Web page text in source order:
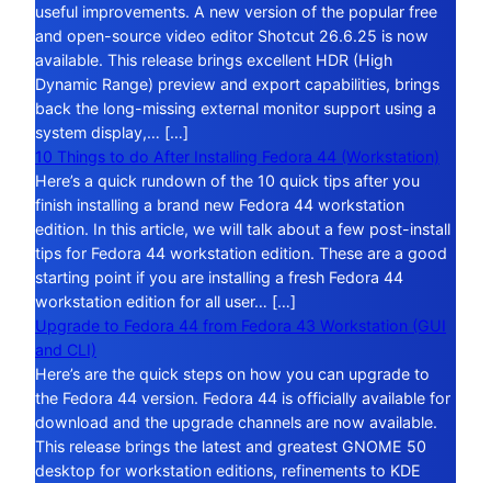
useful improvements. A new version of the popular free
and open-source video editor Shotcut 26.6.25 is now
available. This release brings excellent HDR (High
Dynamic Range) preview and export capabilities, brings
back the long-missing external monitor support using a
system display,… […]
10 Things to do After Installing Fedora 44 (Workstation)
Here’s a quick rundown of the 10 quick tips after you
finish installing a brand new Fedora 44 workstation
edition. In this article, we will talk about a few post-install
tips for Fedora 44 workstation edition. These are a good
starting point if you are installing a fresh Fedora 44
workstation edition for all user… […]
Upgrade to Fedora 44 from Fedora 43 Workstation (GUI
and CLI)
Here’s are the quick steps on how you can upgrade to
the Fedora 44 version. Fedora 44 is officially available for
download and the upgrade channels are now available.
This release brings the latest and greatest GNOME 50
desktop for workstation editions, refinements to KDE